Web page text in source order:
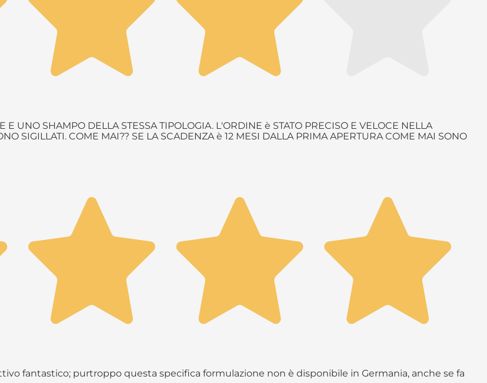
UNO SHAMPO DELLA STESSA TIPOLOGIA. L'ORDINE è STATO PRECISO E VELOCE NELLA
SIGILLATI. COME MAI?? SE LA SCADENZA è 12 MESI DALLA PRIMA APERTURA COME MAI SONO
fantastico; purtroppo questa specifica formulazione non è disponibile in Germania, anche se fa